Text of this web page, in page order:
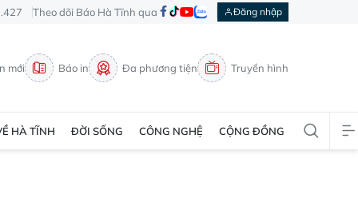
Theo dõi Báo Hà Tĩnh qua Đăng nhập
mới Báo in Đa phương tiện Truyền hình
HÀ TĨNH ĐỜI SỐNG CÔNG NGHỆ CỘNG ĐỒNG